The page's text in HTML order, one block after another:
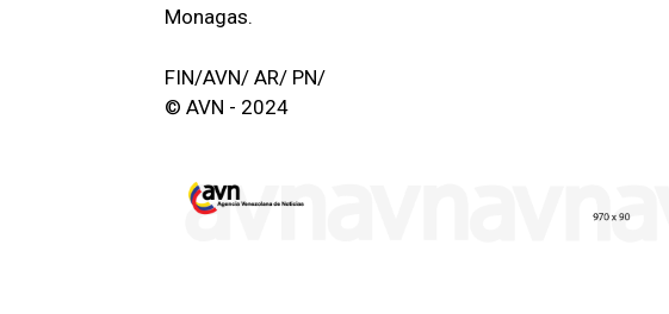
Monagas.
FIN/AVN/ AR/ PN/
© AVN - 2024